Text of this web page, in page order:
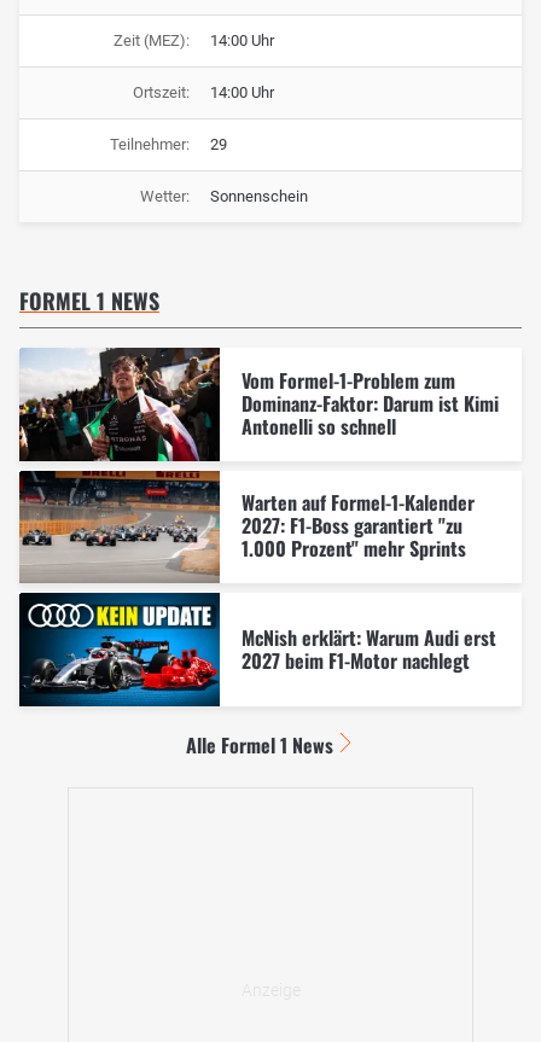
Zeit (MEZ): 14:00 Uhr
Ortszeit: 14:00 Uhr
Teilnehmer: 29
Wetter: Sonnenschein
FORMEL 1 NEWS
Vom Formel-1-Problem zum
Dominanz-Faktor: Darum ist Kimi
Antonelli so schnell
Warten auf Formel-1-Kalender
2027: F1-Boss garantiert "zu
1.000 Prozent" mehr Sprints
McNish erklärt: Warum Audi erst
2027 beim F1-Motor nachlegt
Alle Formel 1 News